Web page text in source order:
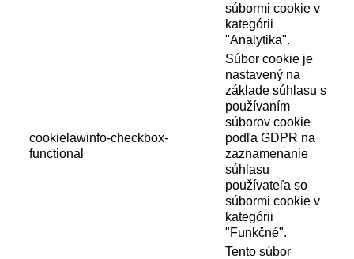
súbormi cookie v
kategórii
"Analytika".
cookielawinfo-checkbox-
functional
Súbor cookie je
nastavený na
základe súhlasu s
používaním
súborov cookie
podľa GDPR na
zaznamenanie
súhlasu
používateľa so
súbormi cookie v
kategórii
"Funkčné".
Tento súbor